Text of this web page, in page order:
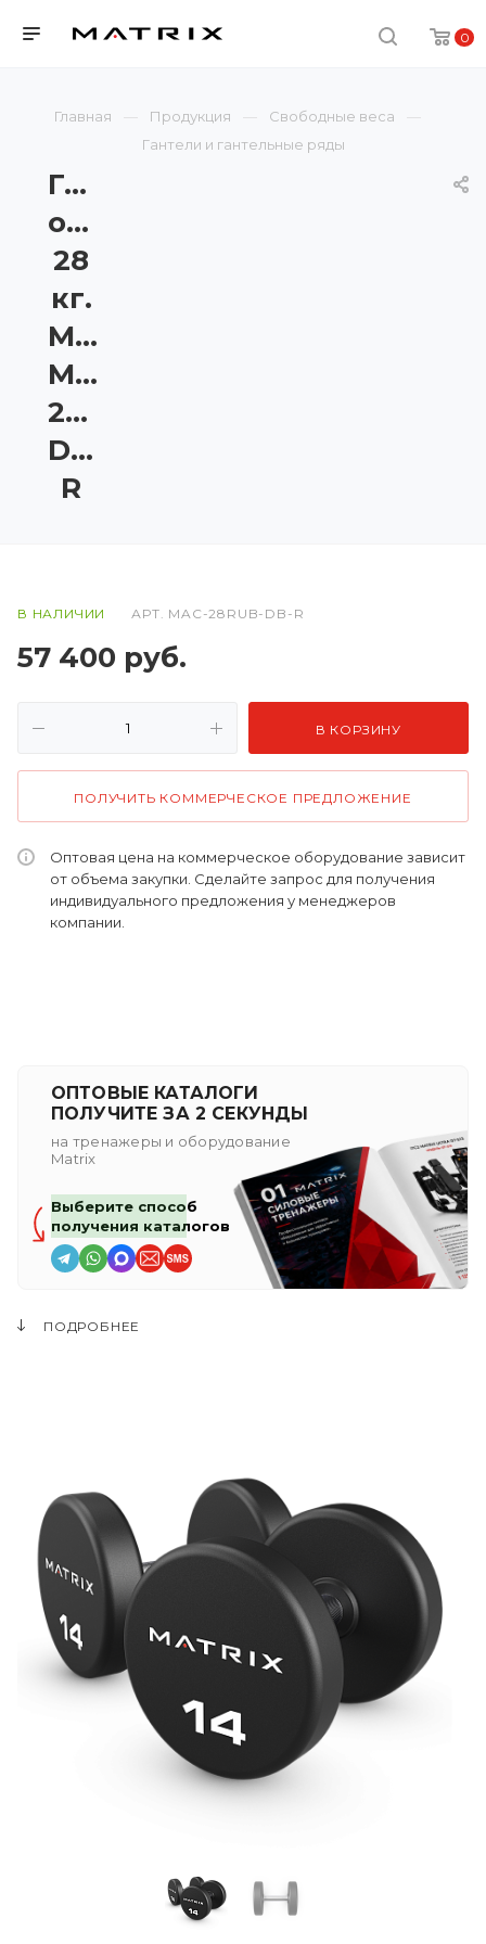
0
Главная Продукция
Свободные веса
Гантели и гантельные ряды
Гантели
обрезиненные
28
кг.
Matrix
MAC-
28RUB-
DB-
R
В НАЛИЧИИ АРТ. MAC-28RUB-DB-R
57 400 руб.
В КОРЗИНУ
ПОЛУЧИТЬ КОММЕРЧЕСКОЕ ПРЕДЛОЖЕНИЕ
Оптовая цена на коммерческое оборудование зависит
от объема закупки. Сделайте запрос для получения
индивидуального предложения у менеджеров
компании.
ОПТОВЫЕ КАТАЛОГИ
ПОЛУЧИТЕ ЗА 2 СЕКУНДЫ
на тренажеры и оборудование
Matrix
Выберите способ
получения каталогов
ПОДРОБНЕЕ